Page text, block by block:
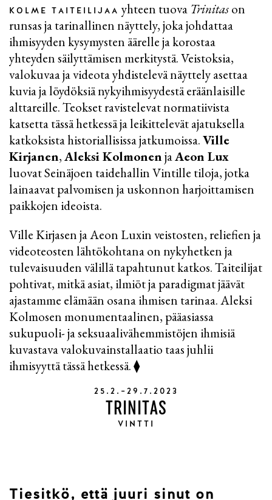
KOLME TAITEILIJAA yhteen tuova Trinitason
runsas ja tarinallinen näyttely, joka johdattaa
ihmisyyden kysymysten äärelle ja korostaa
yhteyden säilyttämisen merkitystä. Veistoksia,
valokuvaa ja videota yhdistelevä näyttely asettaa
kuvia ja löydöksiä nykyihmisyydestä eräänlaisille
alttareille. Teokset ravistelevat normatiivista
katsetta tässä hetkessä ja leikittelevät ajatuksella
katkoksista historiallisissa jatkumoissa.Ville
Kirjanen,Aleksi KolmonenjaAeon Lux
luovat Seinäjoen taidehallin Vintille tiloja, jotka
lainaavat palvomisen ja uskonnon harjoittamisen
paikkojen ideoista.
Ville Kirjasen ja Aeon Luxin veistosten, reliefien ja
videoteosten lähtökohtana on nykyhetken ja
tulevaisuuden välillä tapahtunut katkos. Taiteilijat
pohtivat, mitkä asiat, ilmiöt ja paradigmat jäävät
ajastamme elämään osana ihmisen tarinaa. Aleksi
Kolmosen monumentaalinen, pääasiassa
sukupuoli- ja seksuaalivähemmistöjen ihmisiä
kuvastava valokuvainstallaatio taas juhlii
ihmisyyttä tässä hetkessä. ⧫
25.2.–29.7.2023
TRINITAS
VINTTI
Tiesitkö, että juuri sinut on